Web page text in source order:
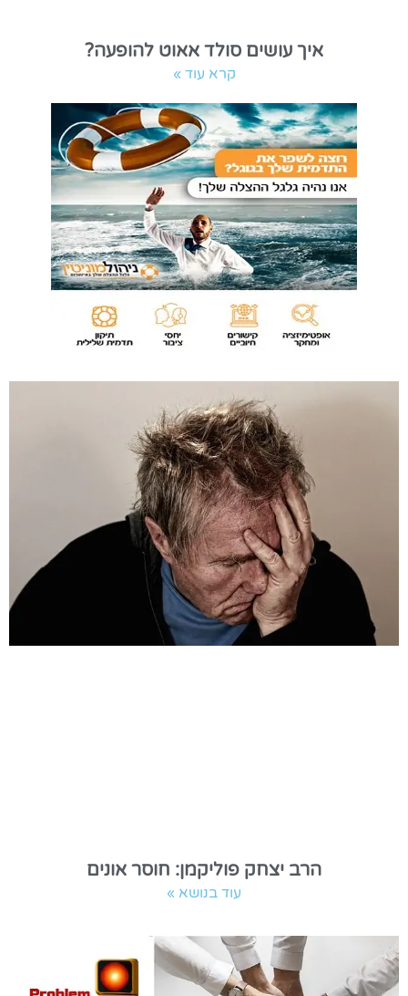
איך עושים סולד אאוט להופעה?
קרא עוד »
הרב יצחק פוליקמן: חוסר אונים
עוד בנושא »